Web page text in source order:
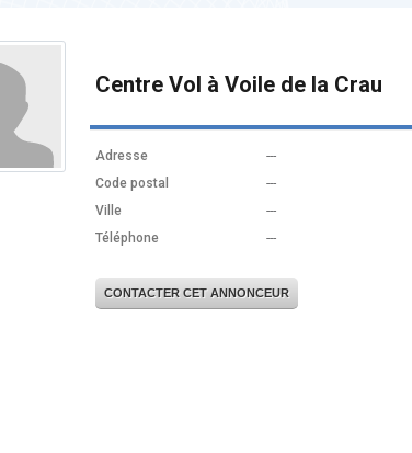
Centre Vol à Voile de la Crau
Adresse
---
Code postal
---
Ville
---
Téléphone
---
CONTACTER CET ANNONCEUR